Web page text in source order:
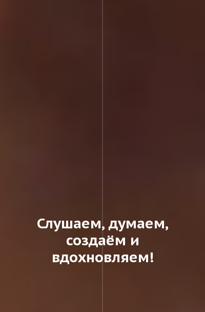
Слушаем, думаем,
создаём и
вдохновляем!